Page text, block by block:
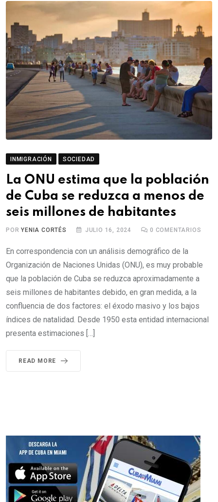
INMIGRACIÓN SOCIEDAD
La ONU estima que la población
de Cuba se reduzca a menos de
seis millones de habitantes
PORYENIA CORTÉS JULIO 16, 2024 0 COMENTARIOS
En correspondencia con un análisis demográfico de la
Organización de Naciones Unidas (ONU), es muy probable
que la población de Cuba se reduzca aproximadamente a
seis millones de habitantes debido, en gran medida, a la
confluencia de dos factores: el éxodo masivo y los bajos
índices de natalidad. Desde 1950 esta entidad internacional
presenta estimaciones […]
READ MORE